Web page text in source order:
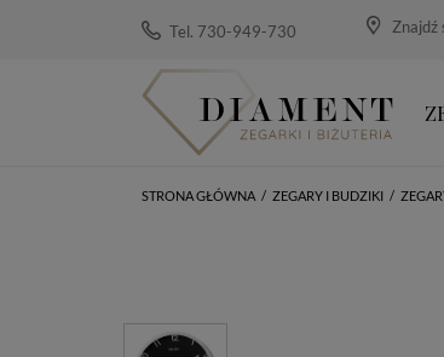
Tel. 730-949-730 Znajdź
STRONA GŁÓWNA / ZEGARY I BUDZIKI /